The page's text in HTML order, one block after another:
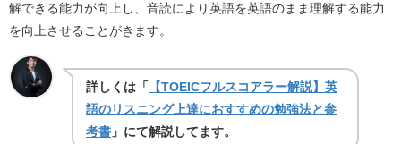
解できる能力が向上し、音読により英語を英語のまま理解する能力
を向上させることがきます。
詳しくは「 【TOEICフルスコアラー解説】英
語のリスニング上達におすすめの勉強法と参
考書 」にて解説してます。